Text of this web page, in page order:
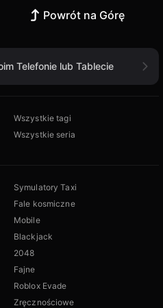
Powrót na Górę
Telefonie lub Tablecie
Wszystkie tagi
Wszystkie seria
Symulatory Taxi
Fale kosmiczne
Mobile
Blackjack
2048
Fajne
Roblox Evade
Zręcznościowe